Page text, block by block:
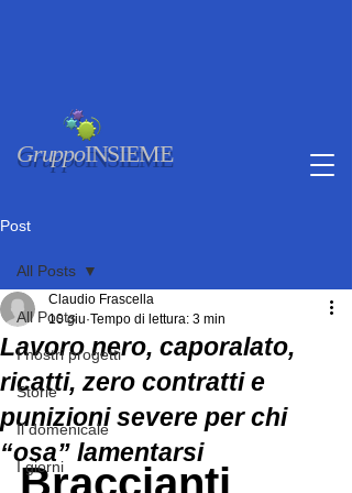
GruppoINSIEME
Post
All Posts
I nostri progetti
Storie
Il domenicale
I giorni
All Posts
Lavoro nero, caporalato,
ricatti, zero contratti e
punizioni severe per chi
“osa” lamentarsi
Claudio Frascella
10 giu Tempo di lettura: 3 min
Braccianti